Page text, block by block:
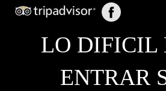
LO DIFICIL
ENTRAR